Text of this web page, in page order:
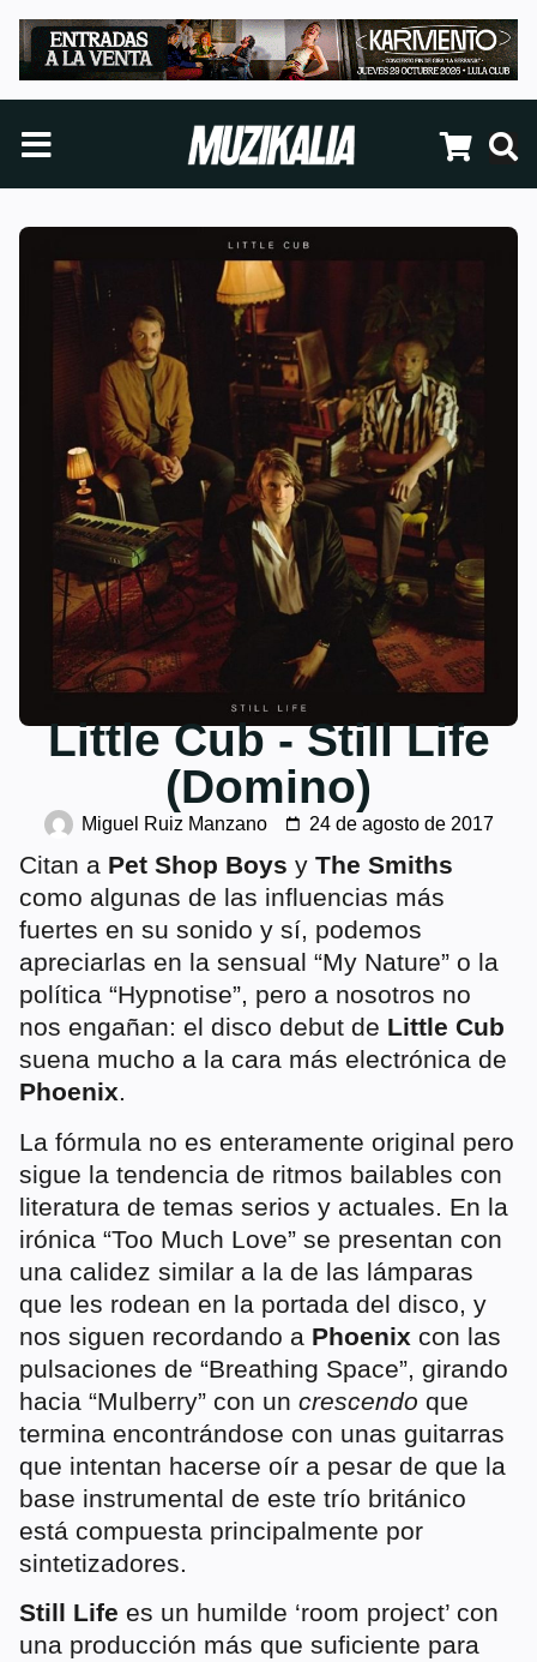
Little Cub - Still Life
(Domino)
Miguel Ruiz Manzano 24 de agosto de 2017
Citan a Pet Shop Boys y The Smiths
como algunas de las influencias más
fuertes en su sonido y sí, podemos
apreciarlas en la sensual “My Nature” o la
política “Hypnotise”, pero a nosotros no
nos engañan: el disco debut de Little Cub
suena mucho a la cara más electrónica de
Phoenix.
La fórmula no es enteramente original pero
sigue la tendencia de ritmos bailables con
literatura de temas serios y actuales. En la
irónica “Too Much Love” se presentan con
una calidez similar a la de las lámparas
que les rodean en la portada del disco, y
nos siguen recordando a Phoenix con las
pulsaciones de “Breathing Space”, girando
hacia “Mulberry” con un crescendo que
termina encontrándose con unas guitarras
que intentan hacerse oír a pesar de que la
base instrumental de este trío británico
está compuesta principalmente por
sintetizadores.
Still Life es un humilde ‘room project’ con
una producción más que suficiente para